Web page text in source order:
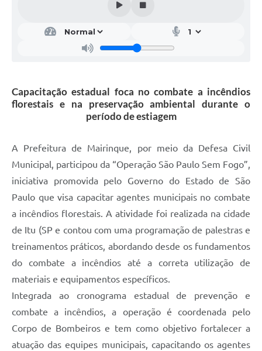
Capacitação estadual foca no combate a incêndios
florestais e na preservação ambiental durante o
período de estiagem
A Prefeitura de Mairinque, por meio da Defesa Civil
Municipal, participou da “Operação São Paulo Sem Fogo”,
iniciativa promovida pelo Governo do Estado de São
Paulo que visa capacitar agentes municipais no combate
a incêndios florestais. A atividade foi realizada na cidade
de Itu (SP e contou com uma programação de palestras e
treinamentos práticos, abordando desde os fundamentos
do combate a incêndios até a correta utilização de
materiais e equipamentos específicos.
Integrada ao cronograma estadual de prevenção e
combate a incêndios, a operação é coordenada pelo
Corpo de Bombeiros e tem como objetivo fortalecer a
atuação das equipes municipais, capacitando os agentes